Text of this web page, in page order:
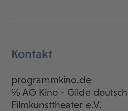
Kontakt
programmkino.de
℅ AG Kino - Gilde
Filmkunsttheater e.V.